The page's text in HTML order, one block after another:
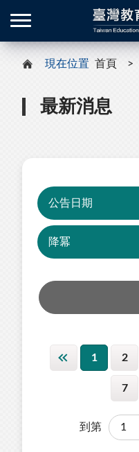
現在位置 首頁
最新消息
1 2
7
到第